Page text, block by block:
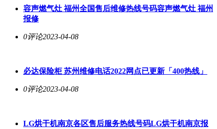
容声燃气灶 福州全国售后维修热线号码容声燃气灶 福州
报修
0评论2023-04-08
必达保险柜 苏州维修电话2022网点已更新「400热线」
0评论2023-04-08
LG烘干机南京各区售后服务热线号码LG烘干机南京报